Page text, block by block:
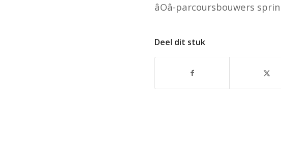
âOâ-parcoursbouwers
Deel dit stuk